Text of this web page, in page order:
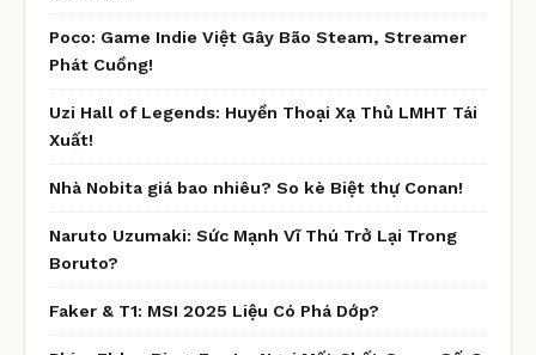
Poco: Game Indie Việt Gây Bão Steam, Streamer
Phát Cuồng!
Uzi Hall of Legends: Huyền Thoại Xạ Thủ LMHT Tái
Xuất!
Nhà Nobita giá bao nhiêu? So kè Biệt thự Conan!
Naruto Uzumaki: Sức Mạnh Vĩ Thú Trở Lại Trong
Boruto?
Faker & T1: MSI 2025 Liệu Có Phá Dớp?